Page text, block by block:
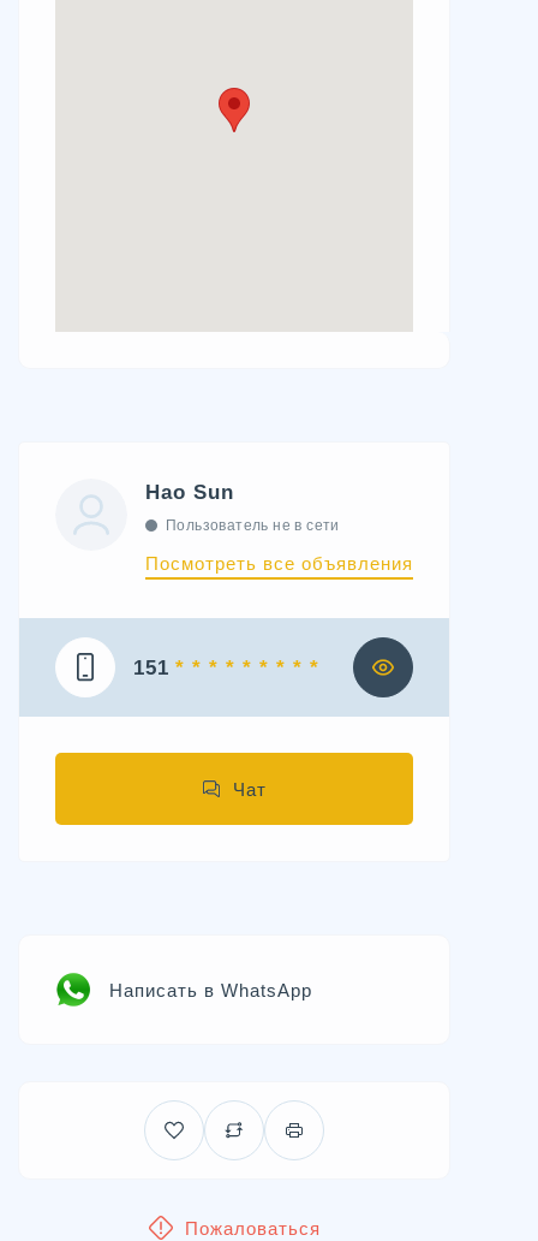
Hao Sun
Пользователь не в сети
Посмотреть все объявления
151 * * * * * * * * *
Чат
Написать в WhatsApp
Пожаловаться